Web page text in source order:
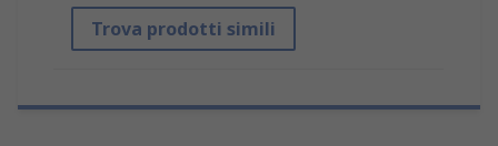
Trova prodotti simili